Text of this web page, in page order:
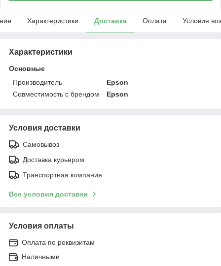
Характеристики Доставка Оплата Условия
Характеристики
Основные
Производитель
Epson
Совместимость с брендом
Epson
Условия доставки
Самовывоз
Доставка курьером
Транспортная компания
Все условия доставки
Условия оплаты
Оплата по реквизитам
Наличными